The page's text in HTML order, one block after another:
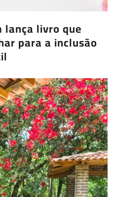
lança livro que
para a inclusão